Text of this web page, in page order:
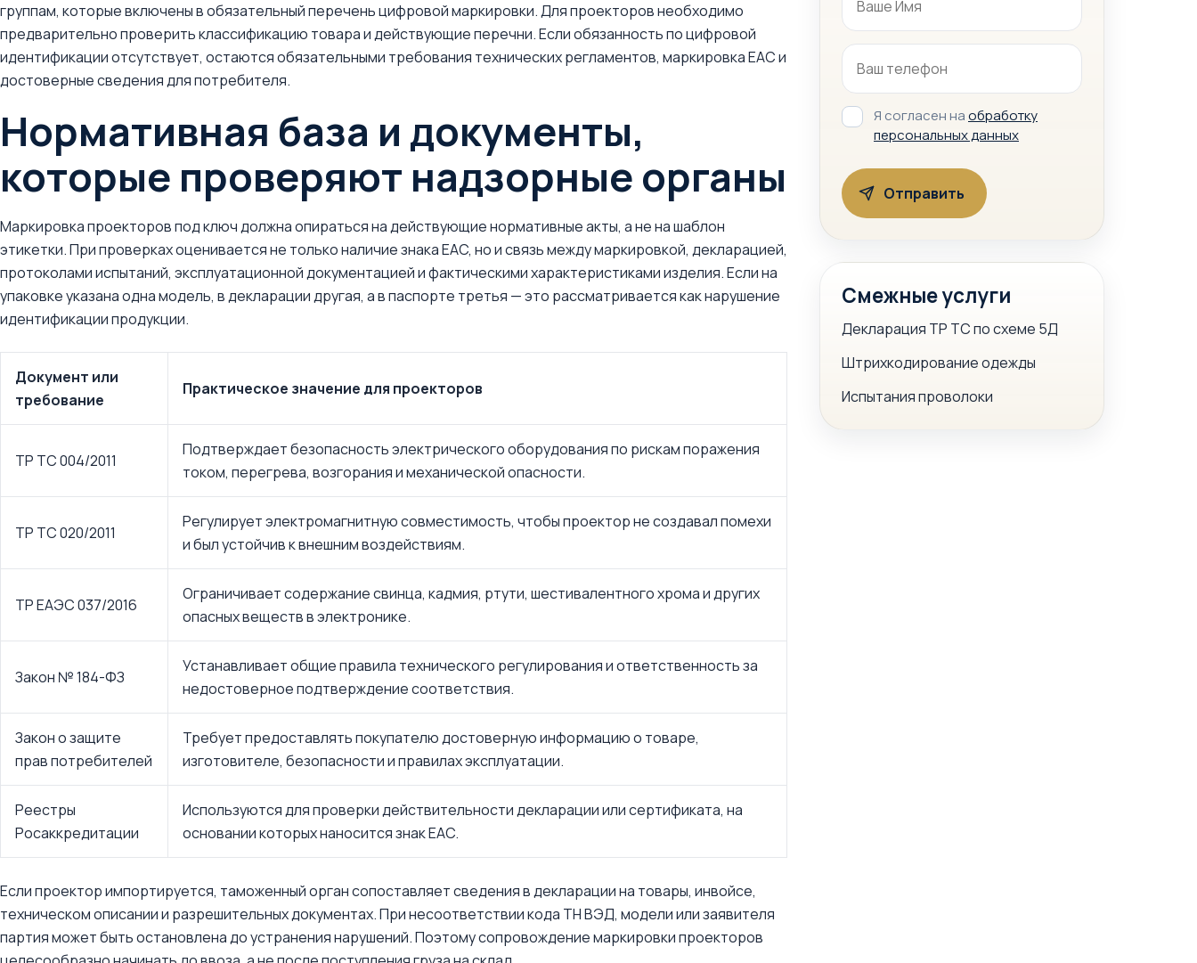
группам, которые включены в обязательный перечень цифровой маркировки. Для проекторов необходимо
предварительно проверить классификацию товара и действующие перечни. Если обязанность по цифровой
идентификации отсутствует, остаются обязательными требования технических регламентов, маркировка EAC и
достоверные сведения для потребителя.
Нормативная база и документы,
которые проверяют надзорные органы
Маркировка проекторов под ключ должна опираться на действующие нормативные акты, а не на шаблон
этикетки. При проверках оценивается не только наличие знака EAC, но и связь между маркировкой, декларацией,
протоколами испытаний, эксплуатационной документацией и фактическими характеристиками изделия. Если на
упаковке указана одна модель, в декларации другая, а в паспорте третья — это рассматривается как нарушение
идентификации продукции.
Документ или
требование
Практическое значение для проекторов
ТР ТС 004/2011
Подтверждает безопасность электрического оборудования по рискам поражения
током, перегрева, возгорания и механической опасности.
ТР ТС 020/2011
Регулирует электромагнитную совместимость, чтобы проектор не создавал помехи
и был устойчив к внешним воздействиям.
ТР ЕАЭС 037/2016
Ограничивает содержание свинца, кадмия, ртути, шестивалентного хрома и других
опасных веществ в электронике.
Закон № 184-ФЗ
Устанавливает общие правила технического регулирования и ответственность за
недостоверное подтверждение соответствия.
Закон о защите
прав потребителей
Требует предоставлять покупателю достоверную информацию о товаре,
изготовителе, безопасности и правилах эксплуатации.
Реестры
Росаккредитации
Используются для проверки действительности декларации или сертификата, на
основании которых наносится знак EAC.
Если проектор импортируется, таможенный орган сопоставляет сведения в декларации на товары, инвойсе,
техническом описании и разрешительных документах. При несоответствии кода ТН ВЭД, модели или заявителя
партия может быть остановлена до устранения нарушений. Поэтому сопровождение маркировки проекторов
Я согласен наобработку
персональных данных
Смежные услуги
Декларация ТР ТС по схеме 5Д
Штрихкодирование одежды
Испытания проволоки